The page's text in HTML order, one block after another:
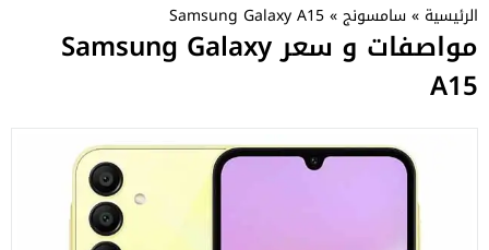
الرئيسية »سامسونج»
Samsung Galaxy A15
مواصفات و سعر Samsung Galaxy
A15